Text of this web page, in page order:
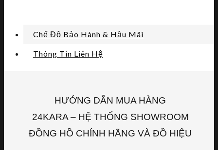
Chế Độ Bảo Hành & Hậu Mãi
Thông Tin Liên Hệ
HƯỚNG DẪN MUA HÀNG
24KARA – HỆ THỐNG SHOWROOM
ĐỒNG HỒ CHÍNH HÃNG VÀ ĐỒ HIỆU